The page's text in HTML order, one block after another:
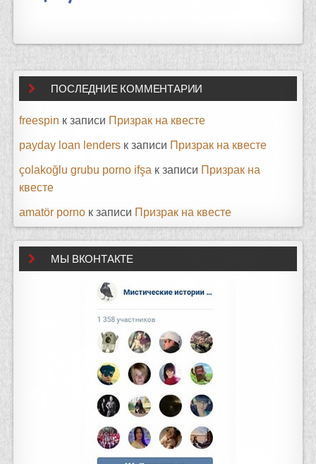
ПОСЛЕДНИЕ КОММЕНТАРИИ
freespin к записи Призрак на квесте
payday loan lenders к записи Призрак на квесте
çolakoğlu grubu porno ifşa к записи Призрак на
квесте
amatör porno к записи Призрак на квесте
МЫ ВКОНТАКТЕ